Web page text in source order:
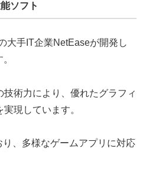
ソフト
大手IT企業NetEaseが開発し
術力により、優れたグラフィ
現しています。
、多様なゲームアプリに対応